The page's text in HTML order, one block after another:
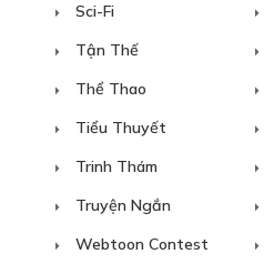
Sci-Fi
Tận Thế
Thể Thao
Tiểu Thuyết
Trinh Thám
Truyện Ngắn
Webtoon Contest